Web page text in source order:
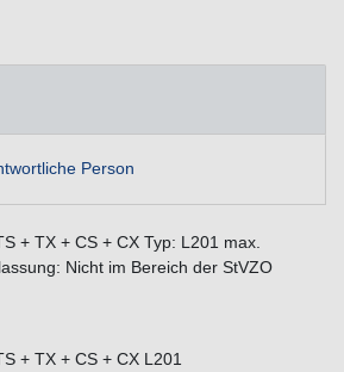
Person
+ TX + CS + CX Typ: L201 max.
Nicht im Bereich der StVZO
+ TX + CS + CX L201